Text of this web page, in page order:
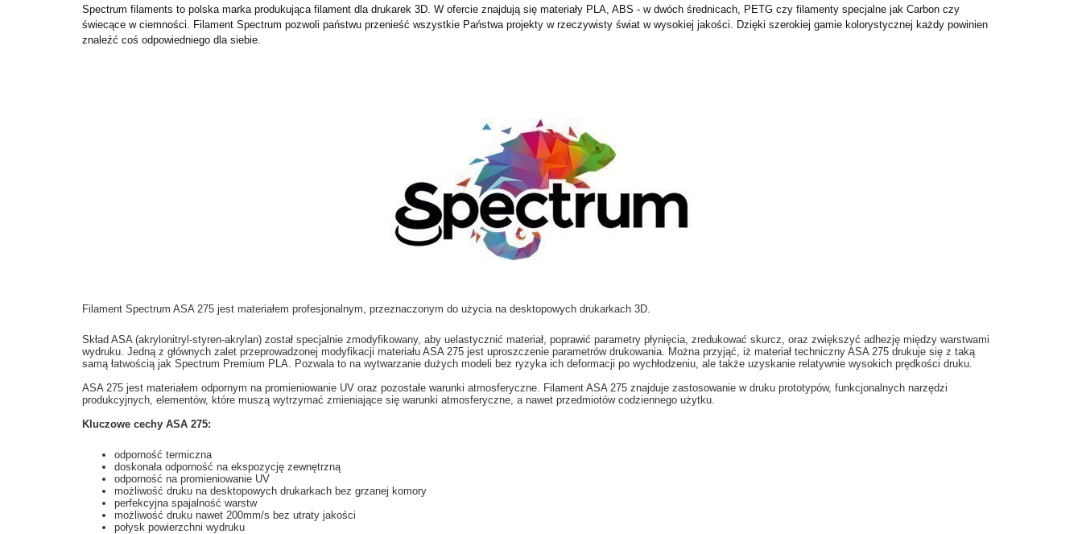
Spectrum filaments to polska marka produkująca filament dla drukarek 3D. W ofercie znajdują się materiały PLA, ABS - w dwóch średnicach, PETG czy filamenty specjalne jak Carbon czy
świecące w ciemności. Filament Spectrum pozwoli państwu przenieść wszystkie Państwa projekty w rzeczywisty świat w wysokiej jakości. Dzięki szerokiej gamie kolorystycznej każdy powinien
znaleźć coś odpowiedniego dla siebie.
Filament Spectrum ASA 275 jest materiałem profesjonalnym, przeznaczonym do użycia na desktopowych drukarkach 3D.
Skład ASA (akrylonitryl-styren-akrylan) został specjalnie zmodyfikowany, aby uelastycznić materiał, poprawić parametry płynięcia, zredukować skurcz, oraz zwiększyć adhezję między warstwami
wydruku. Jedną z głównych zalet przeprowadzonej modyfikacji materiału ASA 275 jest uproszczenie parametrów drukowania. Można przyjąć, iż materiał techniczny ASA 275 drukuje się z taką
samą łatwością jak Spectrum Premium PLA. Pozwala to na wytwarzanie dużych modeli bez ryzyka ich deformacji po wychłodzeniu, ale także uzyskanie relatywnie wysokich prędkości druku.
ASA 275 jest materiałem odpornym na promieniowanie UV oraz pozostałe warunki atmosferyczne. Filament ASA 275 znajduje zastosowanie w druku prototypów, funkcjonalnych narzędzi
produkcyjnych, elementów, które muszą wytrzymać zmieniające się warunki atmosferyczne, a nawet przedmiotów codziennego użytku.
Kluczowe cechy ASA 275:
odporność termiczna
doskonała odporność na ekspozycję zewnętrzną
odporność na promieniowanie UV
możliwość druku na desktopowych drukarkach bez grzanej komory
perfekcyjna spajalność warstw
możliwość druku nawet 200mm/s bez utraty jakości
połysk powierzchni wydruku